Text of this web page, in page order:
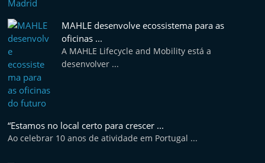
MAHLE desenvolve ecossistema para as
oficinas ...
A MAHLE Lifecycle and Mobility está a
desenvolver ...
“Estamos no local certo para crescer ...
Ao celebrar 10 anos de atividade em Portugal ...